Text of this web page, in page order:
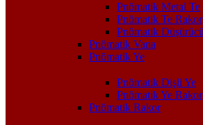
Pnömatik Metal Te
Pnömatik Te Rakor
Pnömatik
Pnömatik Vana
Pnömatik Ye
Pnömatik Dişli Ye
Pnömatik Ye Rakor
Pnömatik Rakor